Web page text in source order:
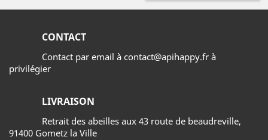
CONTACT
Contact par email à contact@apihappy.fr à
privilégier
LIVRAISON
Retrait des abeilles aux 43 route de beaudreville,
91400 Gometz la Ville